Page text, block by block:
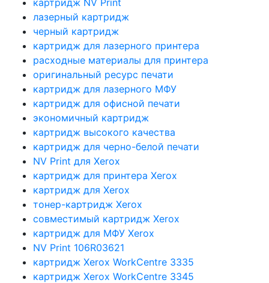
лазерный картридж
черный картридж
картридж для лазерного принтера
расходные материалы для принтера
оригинальный ресурс печати
картридж для лазерного МФУ
картридж для офисной печати
экономичный картридж
картридж высокого качества
картридж для черно-белой печати
NV Print для Xerox
картридж для принтера Xerox
картридж для Xerox
тонер-картридж Xerox
совместимый картридж Xerox
картридж для МФУ Xerox
NV Print 106R03621
картридж Xerox WorkCentre 3335
картридж Xerox WorkCentre 3345